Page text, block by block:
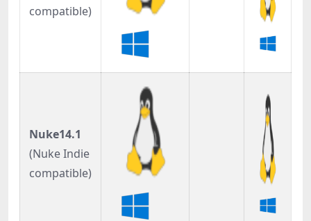
compatible)
Nuke14.1
(Nuke Indie
compatible)